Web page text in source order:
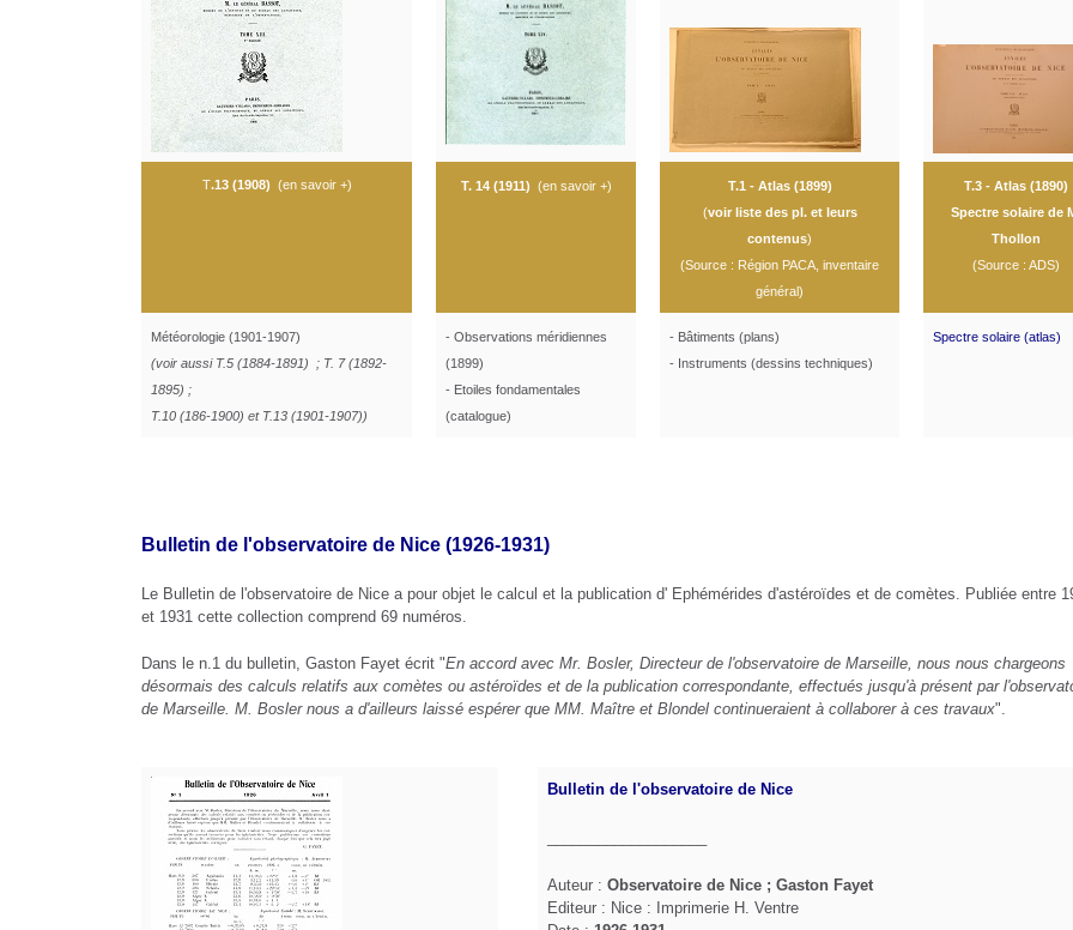
T.13 (1908) (en savoir +) T. 14 (1911) (en savoir +)
T.1 - Atlas (1899)
(voir liste des pl. et leurs
contenus)
(Source : Région PACA, inventaire
général)
T.3 - Atlas (1890)
Spectre solaire de
Thollon
(Source : ADS)
Météorologie (1901-1907)
(voir aussi T.5 (1884-1891) ; T. 7 (1892-
1895) ;
T.10 (186-1900) et T.13 (1901-1907))
- Observations méridiennes
(1899)
- Etoiles fondamentales
(catalogue)
- Bâtiments (plans)
- Instruments (dessins techniques)
Spectre solaire (atlas)
Bulletin de l'observatoire de Nice (1926-1931)
Le Bulletin de l'observatoire de Nice a pour objet le calcul et la publication d' Ephémérides d'astéroïdes et de comètes. Publiée entre
et 1931 cette collection comprend 69 numéros.
Dans le n.1 du bulletin, Gaston Fayet écrit "En accord avec Mr. Bosler, Directeur de l'observatoire de Marseille, nous nous chargeons
désormais des calculs relatifs aux comètes ou astéroïdes et de la publication correspondante, effectués jusqu'à présent par
de Marseille. M. Bosler nous a d'ailleurs laissé espérer que MM. Maître et Blondel continueraient à collaborer à ces travaux".
Bulletin de l'observatoire de Nice
Auteur : Observatoire de Nice ; Gaston Fayet
Editeur : Nice : Imprimerie H. Ventre